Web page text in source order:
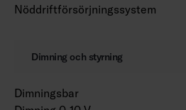
Nöddriftförsörjningssystem
Dimning och styrning
Dimningsbar